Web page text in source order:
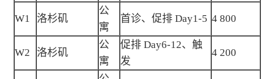
W1 洛杉矶
公
寓
首诊、促排 Day1-5 4 800
W2 洛杉矶
公
寓
促排 Day6-12、触
发
4 200